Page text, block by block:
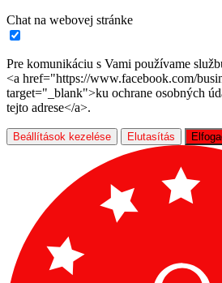
Chat na webovej stránke
Pre komunikáciu s Vami používame
<a href="https://www.facebook.com/
target="_blank">ku ochrane osobných
tejto adrese</a>.
Beállítások kezelése Elutasítás